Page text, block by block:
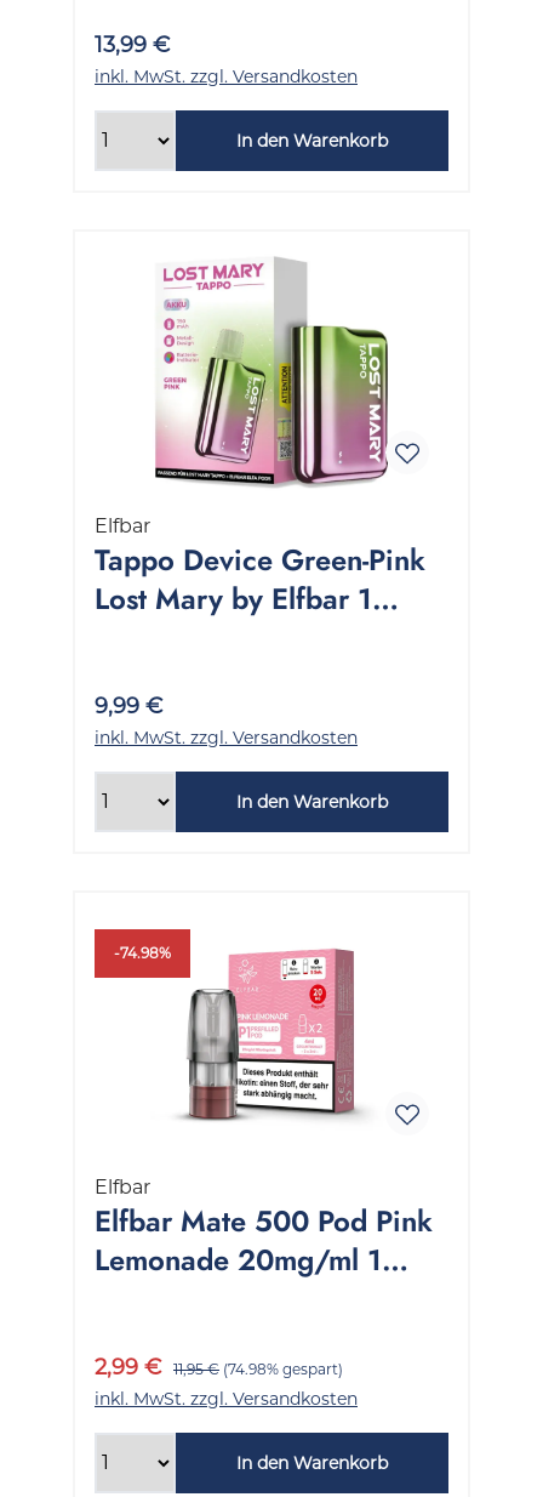
13,99 €
inkl. MwSt. zzgl. Versandkosten
In den Warenkorb
Elfbar
Tappo Device Green-Pink
Lost Mary by Elfbar 1
9,99 €
inkl. MwSt. zzgl. Versandkosten
In den Warenkorb
-74.98%
Elfbar
Elfbar Mate 500 Pod Pink
Lemonade 20mg/ml 1
2,99 € 11,95 € (74.98% gespart)
inkl. MwSt. zzgl. Versandkosten
In den Warenkorb